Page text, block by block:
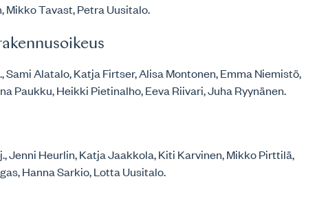
Tavast, Petra Uusitalo.
Sami Alatalo, Katja Firtser, Alisa Montonen, Emma Niemistö,
Paukku, Heikki Pietinalho, Eeva Riivari, Juha Ryynänen.
Jenni Heurlin, Katja Jaakkola, Kiti Karvinen, Mikko Pirttilä,
Hanna Sarkio, Lotta Uusitalo.